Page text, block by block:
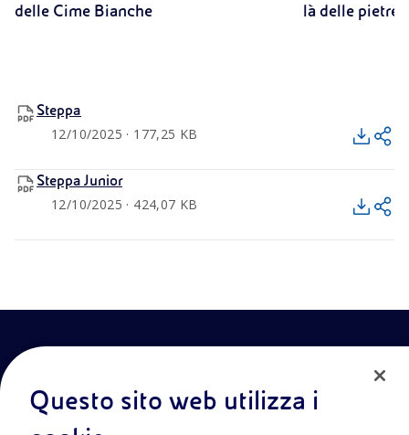
delle Cime Bianche
là delle pietre
Steppa
12/10/2025 · 177,25 KB
Steppa Junior
12/10/2025 · 424,07 KB
Questo sito web utilizza i